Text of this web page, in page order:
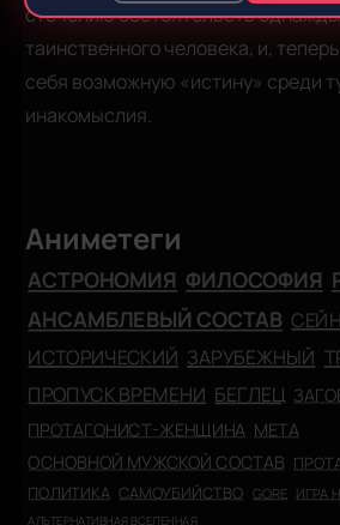
стечению обстоятельств
таинственного человека, и,
себя возможную «истину» среди
инакомыслия.
Аниметеги
АСТРОНОМИЯ ФИЛОСОФИЯ
АНСАМБЛЕВЫЙ СОСТАВ
ИСТОРИЧЕСКИЙ ЗАРУБЕЖНЫЙ
ПРОПУСК ВРЕМЕНИ БЕГЛЕЦ
ПРОТАГОНИСТ-ЖЕНЩИНА МЕТА
ОСНОВНОЙ МУЖСКОЙ СОСТАВ
ПОЛИТИКА САМОУБИЙСТВО GORE ИГРА
АЛЬТЕРНАТИВНАЯ ВСЕЛЕННАЯ